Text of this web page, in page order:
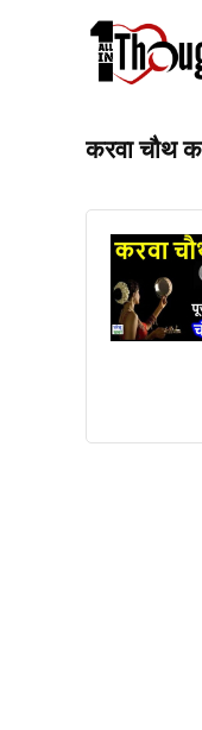
करवा चौथ